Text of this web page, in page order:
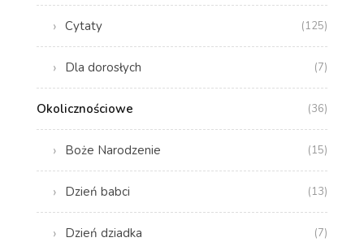
Cytaty (125)
Dla dorosłych (7)
Okolicznościowe (36)
Boże Narodzenie (15)
Dzień babci (13)
Dzień dziadka (7)